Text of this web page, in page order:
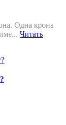
Одна крона
Читать